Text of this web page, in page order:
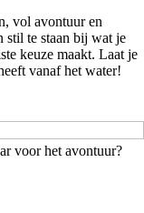
vol avontuur en
stil te staan bij wat je
keuze maakt. Laat je
vanaf het water!
voor het avontuur?